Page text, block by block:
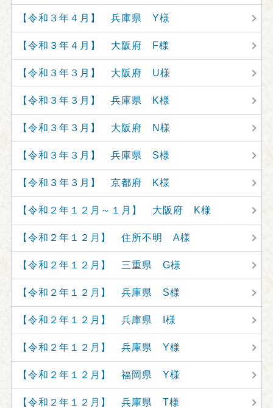
【令和３年４月】 兵庫県 Y様
【令和３年４月】 大阪府 F様
【令和３年３月】 大阪府 U様
【令和３年３月】 兵庫県 K様
【令和３年３月】 大阪府 N様
【令和３年３月】 兵庫県 S様
【令和３年３月】 京都府 K様
【令和２年１２月～１月】 大阪府 K様
【令和２年１２月】 住所不明 A様
【令和２年１２月】 三重県 G様
【令和２年１２月】 兵庫県 S様
【令和２年１２月】 兵庫県 I様
【令和２年１２月】 兵庫県 Y様
【令和２年１２月】 福岡県 Y様
【令和２年１２月】 兵庫県 T様